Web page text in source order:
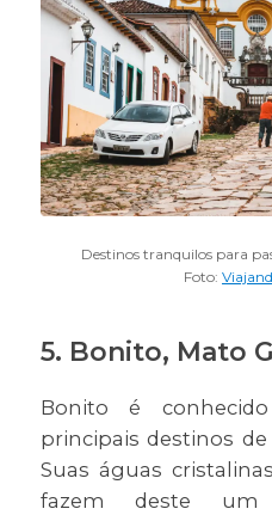
Destinos tranquilos para
Foto:
5. Bonito, Mato
Bonito é
principais destinos
Suas águas
fazem deste